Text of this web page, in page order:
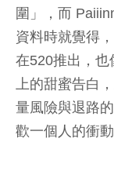
圍」，而
資料時就覺得
在520推出，也
上的甜蜜告白
量風險與退路
歡一個人的衝